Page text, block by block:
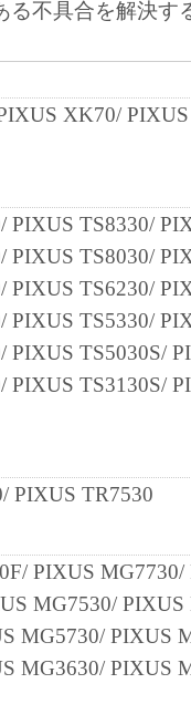
めに適当である
本ソフトウェア
ウェアに関してい
マーケティングジ
センサーは、本ソ
生ずる直接的ま
る不具合を解決す
XK70/
PIXUS TS8330/
PIXUS TS8030/
PIXUS TS6230/
PIXUS TS5330/
PIXUS TS5030S/
PIXUS TS3130S/
PIXUS TR7530
PIXUS MG7730/
MG7530/
MG5730/ PIXUS
MG3630/ PIXUS